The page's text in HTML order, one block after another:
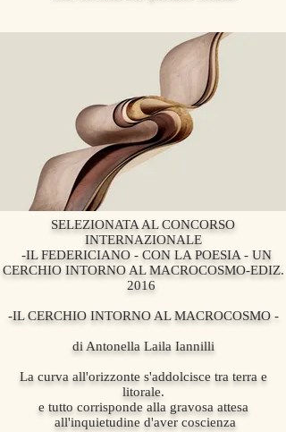
SELEZIONATA AL CONCORSO
INTERNAZIONALE
-IL FEDERICIANO - CON LA POESIA - UN
CERCHIO INTORNO AL MACROCOSMO-EDIZ.
2016
-IL CERCHIO INTORNO AL MACROCOSMO -
di Antonella Laila Iannilli
La curva all'orizzonte s'addolcisce tra terra e
litorale.
e tutto corrisponde alla gravosa attesa
all'inquietudine d'aver coscienza